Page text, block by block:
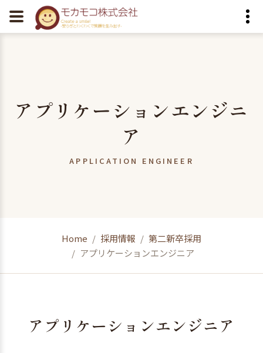
アプリケーションエンジニ
ア
APPLICATION ENGINEER
Home 採用情報
第二新卒採用
アプリケーションエンジニア
アプリケーションエンジニア